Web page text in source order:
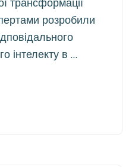
розробили
інтелекту в …